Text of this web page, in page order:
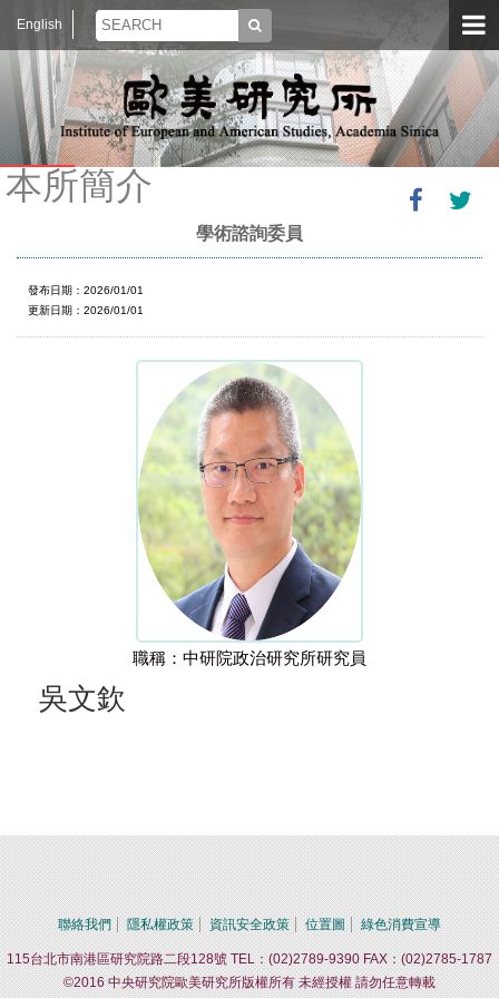
English
本所簡介
學術諮詢委員
發布日期：2026/01/01
更新日期：2026/01/01
職稱：中研院政治研究所研究員
吳文欽
聯絡我們 隱私權政策 資訊安全政策 位置圖 綠色消費宣導
115台北市南港區研究院路二段128號 TEL：(02)2789-9390 FAX：(02)2785-1787
©2016 中央研究院歐美研究所版權所有 未經授權 請勿任意轉載